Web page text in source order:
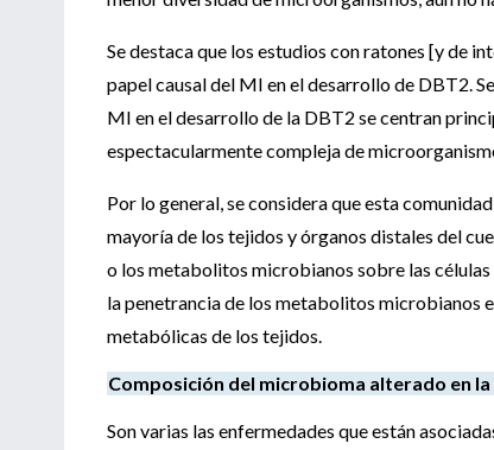
Se destaca que los estudios con ratones [y de
papel causal del MI en el desarrollo de DBT2.
MI en el desarrollo de la DBT2 se centran
espectacularmente compleja de
Por lo general, se considera que esta
mayoría de los tejidos y órganos distales del
o los metabolitos microbianos sobre las
la penetrancia de los metabolitos microbianos
metabólicas de los tejidos.
Composición del microbioma alterado en
Son varias las enfermedades que están